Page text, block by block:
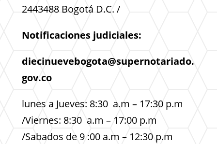
2443488 Bogotá D.C. /
Notificaciones judiciales:
diecinuevebogota@supernotariado.
gov.co
lunes a Jueves: 8:30 a.m – 17:30 p.m
/Viernes: 8:30 a.m – 17:00 p.m
/Sabados de 9 :00 a.m – 12:30 p.m